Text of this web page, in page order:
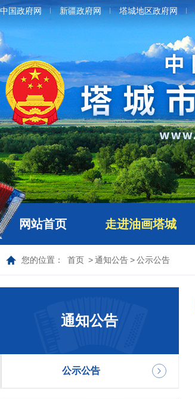
中国政府网 新疆政府网 塔城地区政府网
网站首页 走进油画塔城
您的位置： 首页 >通知公告>公示公告
通知公告
公示公告